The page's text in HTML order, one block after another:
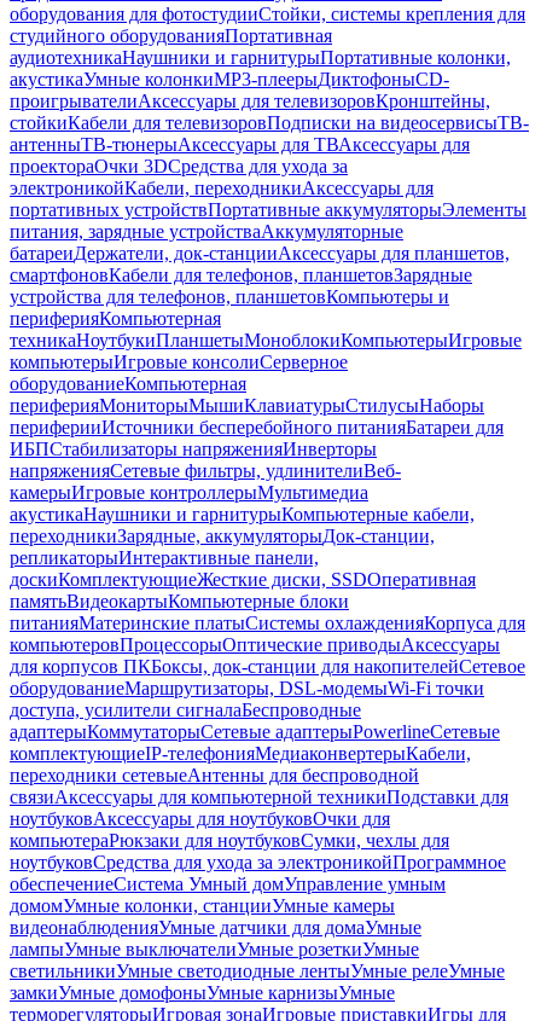
оборудования для фотостудииСтойки, системы крепления для
студийного оборудованияПортативная
аудиотехникаНаушники и гарнитурыПортативные колонки,
акустикаУмные колонкиMP3-плеерыДиктофоныCD-
проигрывателиАксессуары для телевизоровКронштейны,
стойкиКабели для телевизоровПодписки на видеосервисыТВ-
антенныТВ-тюнерыАксессуары для ТВАксессуары для
проектораОчки 3DСредства для ухода за
электроникойКабели, переходникиАксессуары для
портативных устройствПортативные аккумуляторыЭлементы
питания, зарядные устройстваАккумуляторные
батареиДержатели, док-станцииАксессуары для планшетов,
смартфоновКабели для телефонов, планшетовЗарядные
устройства для телефонов, планшетовКомпьютеры и
периферияКомпьютерная
техникаНоутбукиПланшетыМоноблокиКомпьютерыИгровые
компьютерыИгровые консолиСерверное
оборудованиеКомпьютерная
периферияМониторыМышиКлавиатурыСтилусыНаборы
периферииИсточники бесперебойного питанияБатареи для
ИБПСтабилизаторы напряженияИнверторы
напряженияСетевые фильтры, удлинителиВеб-
камерыИгровые контроллерыМультимедиа
акустикаНаушники и гарнитурыКомпьютерные кабели,
переходникиЗарядные, аккумуляторыДок-станции,
репликаторыИнтерактивные панели,
доскиКомплектующиеЖесткие диски, SSDОперативная
памятьВидеокартыКомпьютерные блоки
питанияМатеринские платыСистемы охлажденияКорпуса для
компьютеровПроцессорыОптические приводыАксессуары
для корпусов ПКБоксы, док-станции для накопителейСетевое
оборудованиеМаршрутизаторы, DSL-модемыWi-Fi точки
доступа, усилители сигналаБеспроводные
адаптерыКоммутаторыСетевые адаптерыPowerlineСетевые
комплектующиеIP-телефонияМедиаконвертерыКабели,
переходники сетевыеАнтенны для беспроводной
связиАксессуары для компьютерной техникиПодставки для
ноутбуковАксессуары для ноутбуковОчки для
компьютераРюкзаки для ноутбуковСумки, чехлы для
ноутбуковСредства для ухода за электроникойПрограммное
обеспечениеСистема Умный домУправление умным
домомУмные колонки, станцииУмные камеры
видеонаблюденияУмные датчики для домаУмные
лампыУмные выключателиУмные розеткиУмные
светильникиУмные светодиодные лентыУмные релеУмные
замкиУмные домофоныУмные карнизыУмные
терморегуляторыИгровая зонаИгровые приставкиИгры для